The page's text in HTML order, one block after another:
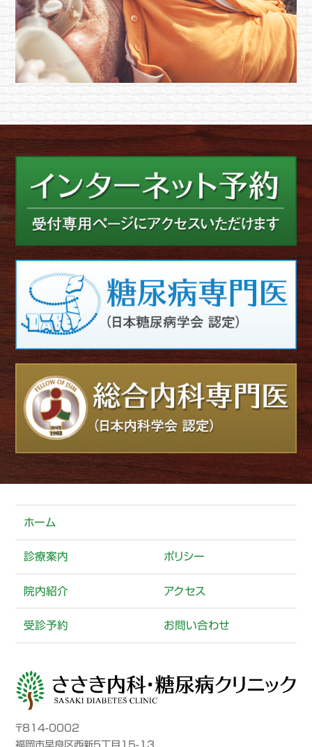
ホーム
診療案内 ポリシー
院内紹介 アクセス
受診予約 お問い合わせ
〒814-0002
福岡市早良区西新5丁目15-13